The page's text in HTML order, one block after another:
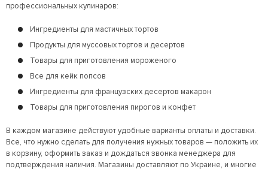
профессиональных кулинаров:
Ингредиенты для мастичных тортов
Продукты для муссовых тортов и десертов
Товары для приготовления мороженого
Все для кейк попсов
Ингредиенты для французских десертов макарон
Товары для приготовления пирогов и конфет
В каждом магазине действуют удобные варианты оплаты и доставки.
Все, что нужно сделать для получения нужных товаров — положить их
в корзину, оформить заказ и дождаться звонка менеджера для
подтверждения наличия. Магазины доставляют по Украине, и многие